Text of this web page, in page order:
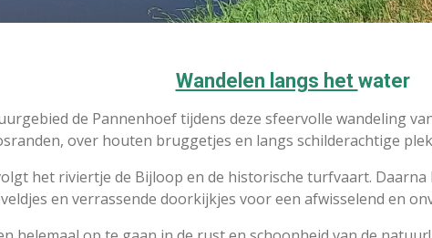
Wandelen langs het water
de Pannenhoef tijdens deze sfeervolle wandeling
over houten bruggetjes en langs schilderachtige
het riviertje de Bijloop en de historische turfvaart.
en verrassende doorkijkjes voor een afwisselend en